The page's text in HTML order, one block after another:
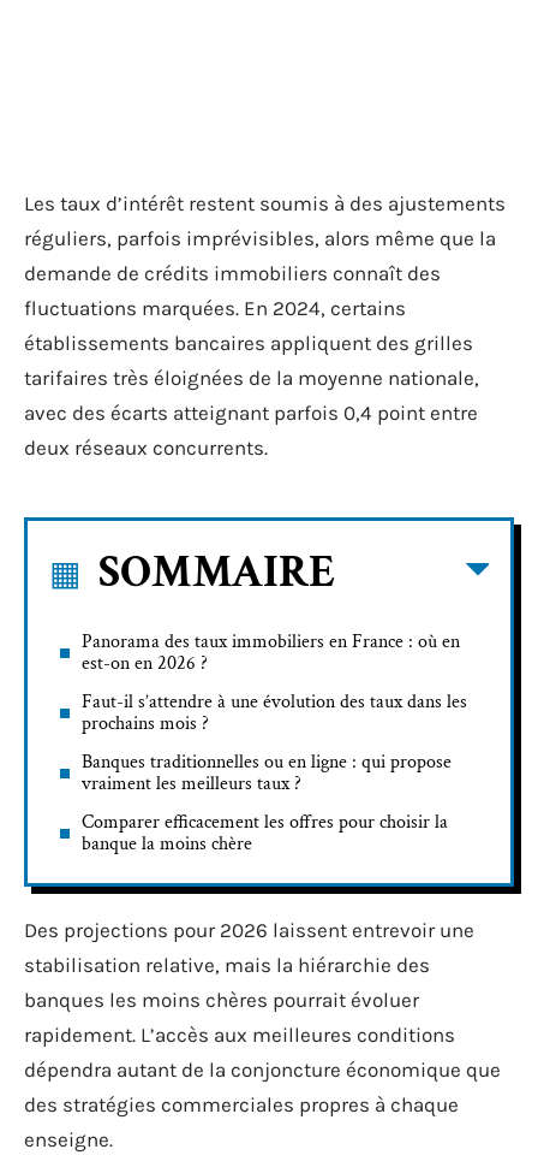
Les taux d’intérêt restent soumis à des ajustements
réguliers, parfois imprévisibles, alors même que la
demande de crédits immobiliers connaît des
fluctuations marquées. En 2024, certains
établissements bancaires appliquent des grilles
tarifaires très éloignées de la moyenne nationale,
avec des écarts atteignant parfois 0,4 point entre
deux réseaux concurrents.
SOMMAIRE
Panorama des taux immobiliers en France : où en
est-on en 2026 ?
Faut-il s’attendre à une évolution des taux dans les
prochains mois ?
Banques traditionnelles ou en ligne : qui propose
vraiment les meilleurs taux ?
Comparer efficacement les offres pour choisir la
banque la moins chère
Des projections pour 2026 laissent entrevoir une
stabilisation relative, mais la hiérarchie des
banques les moins chères pourrait évoluer
rapidement. L’accès aux meilleures conditions
dépendra autant de la conjoncture économique que
des stratégies commerciales propres à chaque
enseigne.